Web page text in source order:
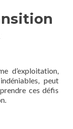
d’exploitation,
peut
ces défis